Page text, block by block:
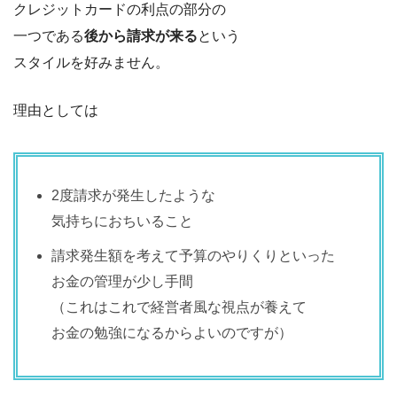
クレジットカードの利点の部分の
一つである後から請求が来るという
スタイルを好みません。
理由としては
2度請求が発生したような
気持ちにおちいること
請求発生額を考えて予算のやりくりといった
お金の管理が少し手間
（これはこれで経営者風な視点が養えて
お金の勉強になるからよいのですが）